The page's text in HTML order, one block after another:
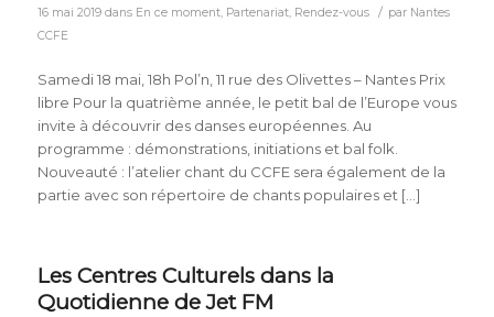
16 mai 2019 dans En ce moment, Partenariat, Rendez-vous / par Nantes
CCFE
Samedi 18 mai, 18h Pol’n, 11 rue des Olivettes – Nantes Prix
libre Pour la quatrième année, le petit bal de l’Europe vous
invite à découvrir des danses européennes. Au
programme : démonstrations, initiations et bal folk.
Nouveauté : l’atelier chant du CCFE sera également de la
partie avec son répertoire de chants populaires et […]
Les Centres Culturels dans la
Quotidienne de Jet FM